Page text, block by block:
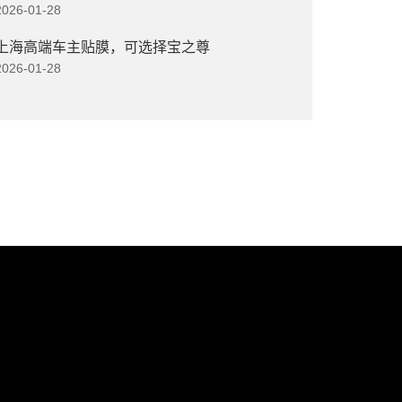
01-28
海高端车主贴膜，可选择宝之尊
01-28